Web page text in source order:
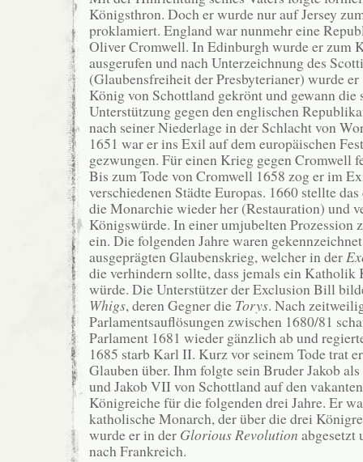
Königsthron. Doch er wurde nur auf Jersey
proklamiert. England war nunmehr eine
Oliver Cromwell. In Edinburgh wurde er zum
ausgerufen und nach Unterzeichnung des
(Glaubensfreiheit der Presbyterianer) wurde
König von Schottland gekrönt und gewann die
Unterstützung gegen den englischen
nach seiner Niederlage in der Schlacht von
1651 war er ins Exil auf dem europäischen
gezwungen. Für einen Krieg gegen Cromwell
Bis zum Tode von Cromwell 1658 zog er im
verschiedenen Städte Europas. 1660 stellte
die Monarchie wieder her (Restauration) und
Königswürde. In einer umjubelten
ein. Die folgenden Jahre waren
ausgeprägten Glaubenskrieg, welcher in der
die verhindern sollte, dass jemals ein Katholik
würde. Die Unterstützer der Exclusion Bill
Whigs, deren Gegner die Torys. Nach
Parlamentsauflösungen zwischen 1680/81
Parlament 1681 wieder gänzlich ab und
1685 starb Karl II. Kurz vor seinem Tode trat
Glauben über. Ihm folgte sein Bruder Jakob
und Jakob VII von Schottland auf den
Königreiche für die folgenden drei Jahre. Er
katholische Monarch, der über die drei
wurde er in der Glorious Revolution
nach Frankreich.